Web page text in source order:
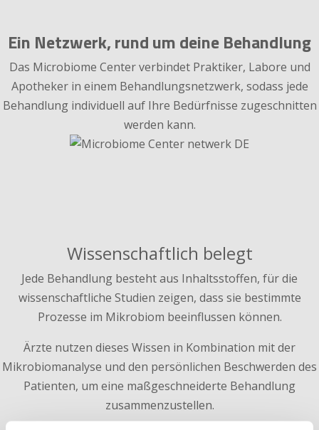
Ein Netzwerk, rund um deine Behandlung
Das Microbiome Center verbindet Praktiker, Labore und
Apotheker in einem Behandlungsnetzwerk, sodass jede
Behandlung individuell auf Ihre Bedürfnisse zugeschnitten
werden kann.
Wissenschaftlich belegt
Jede Behandlung besteht aus Inhaltsstoffen, für die
wissenschaftliche Studien zeigen, dass sie bestimmte
Prozesse im Mikrobiom beeinflussen können.
Ärzte nutzen dieses Wissen in Kombination mit der
Mikrobiomanalyse und den persönlichen Beschwerden des
Patienten, um eine maßgeschneiderte Behandlung
zusammenzustellen.